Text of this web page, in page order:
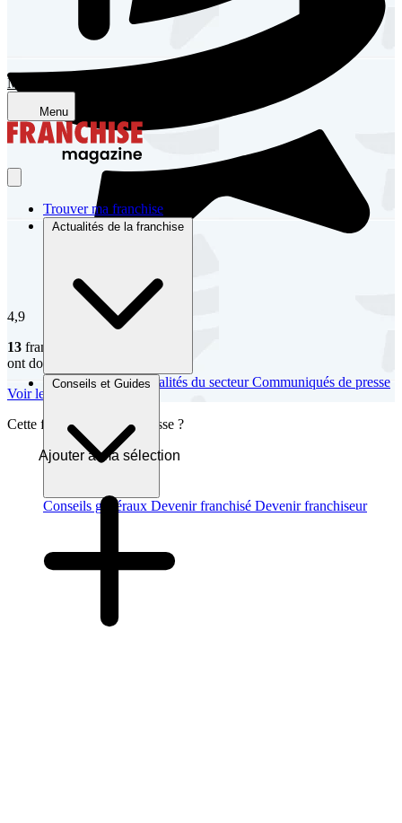
Mon compte
Menu
Trouver ma franchise
Actualités de la franchise
Brèves et actus Actualités du secteur Communiqués de presse
Conseils et Guides
Conseils généraux Devenir franchisé Devenir franchiseur
4,9
13 franchisés
ont donné leur avis
Voir les avis
Cette franchise vous intéresse ?
Ajouter à ma sélection